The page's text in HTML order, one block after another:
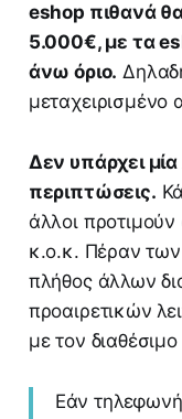
eshop πιθανά
5.000€, με τα
άνω όριο.
μεταχειρισμένο
Δεν υπάρχει μία
περιπτώσεις.
άλλοι
κ.ο.κ. Πέραν των
πλήθος άλλων
προαιρετικών
με τον
Εάν